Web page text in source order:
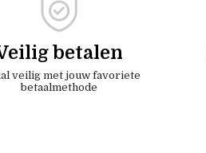
betalen
veilig met jouw favoriete
betaalmethode